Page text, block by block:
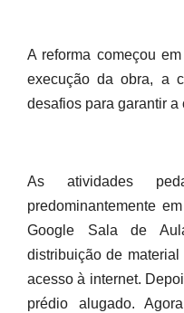
A reforma começou
execução da obra, a
desafios para garantir
As atividades
predominantemente
Google Sala de
distribuição de
acesso à internet.
prédio alugado.